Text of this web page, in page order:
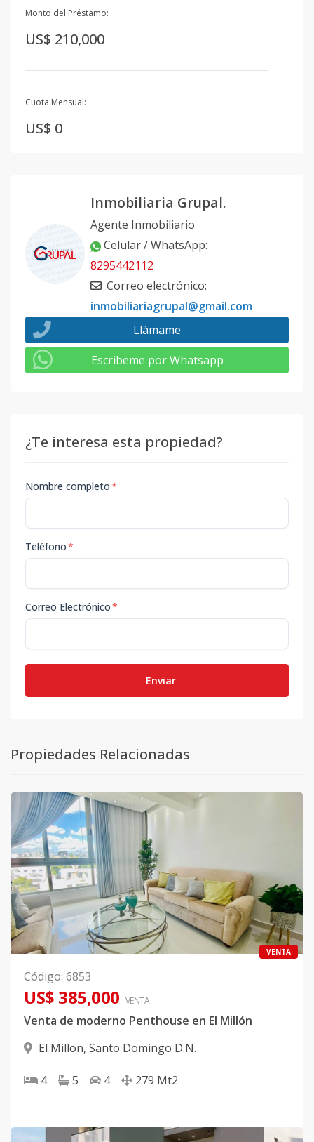
Monto del Préstamo:
US$ 210,000
Cuota Mensual:
US$ 0
Inmobiliaria Grupal.
Agente Inmobiliario
Celular / WhatsApp:
8295442112
Correo electrónico:
inmobiliariagrupal@gmail.com
Llámame
Escribeme por Whatsapp
¿Te interesa esta propiedad?
Nombre completo*
Teléfono*
Correo Electrónico*
Enviar
Propiedades Relacionadas
VENTA
Código: 6853
US$ 385,000 VENTA
Venta de moderno Penthouse en El Millón
El Millon, Santo Domingo D.N.
4 5 4 279 Mt2